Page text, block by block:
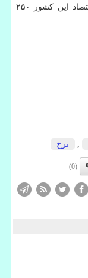
شود و برای پشتیبانی از بخش های مختلف اقتصاد این کشور ۲۵۰
نرخ
(0)